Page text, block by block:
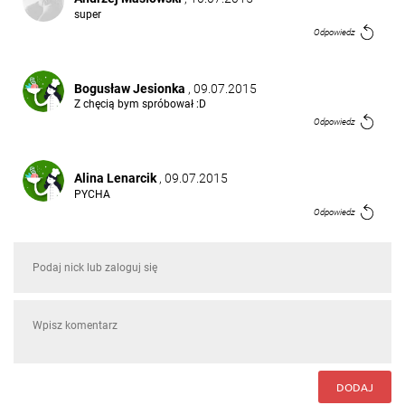
super
Odpowiedz
Bogusław Jesionka , 09.07.2015
Z chęcią bym spróbował :D
Odpowiedz
Alina Lenarcik, 09.07.2015
PYCHA
Odpowiedz
Andrzej Wiśniewski
OdpowiedzDODAJ